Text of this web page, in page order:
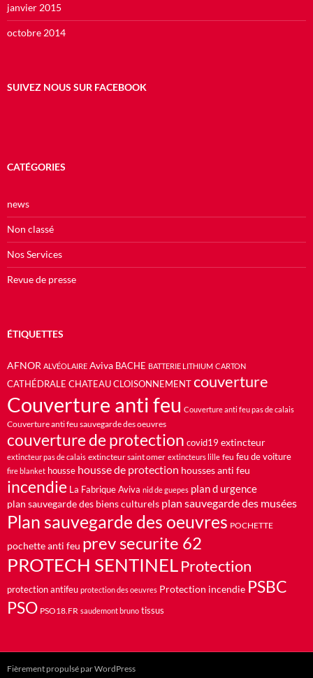
janvier 2015
octobre 2014
SUIVEZ NOUS SUR FACEBOOK
CATÉGORIES
news
Non classé
Nos Services
Revue de presse
ÉTIQUETTES
AFNOR ALVÉOLAIRE Aviva BACHE BATTERIE LITHIUM CARTON
CATHÉDRALE CHATEAU CLOISONNEMENT couverture
Couverture anti feu Couverture anti feu pas de calais
Couverture anti feu sauvegarde des oeuvres
couverture de protection covid19 extincteur
extincteur pas de calais extincteur saint omer extincteurs lille feu feu de voiture
fire blanket housse housse de protection housses anti feu
incendie La Fabrique Aviva nid de guepes plan d urgence
plan sauvegarde des biens culturels plan sauvegarde des musées
Plan sauvegarde des oeuvres POCHETTE
pochette anti feu prev securite 62
PROTECH SENTINELProtection
protection antifeu protection des oeuvres Protection incendie PSBC
PSO PSO18.FR saudemont bruno tissus
Fièrement propulsé par WordPress